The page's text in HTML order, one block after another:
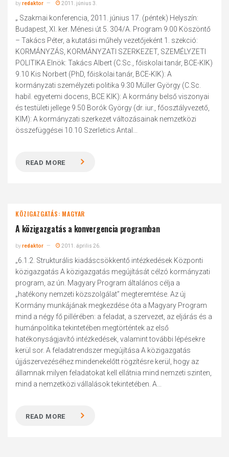
byredaktor 2011. június 3.
„ Szakmai konferencia, 2011. június 17. (péntek) Helyszín:
Budapest, XI. ker. Ménesi út 5. 304/A. Program 9.00 Köszöntő
– Takács Péter, a kutatási műhely vezetőjeként 1. szekció:
KORMÁNYZÁS, KORMÁNYZATI SZERKEZET, SZEMÉLYZETI
POLITIKA Elnök: Takács Albert (C.Sc., főiskolai tanár, BCE-KIK)
9.10 Kis Norbert (PhD, főiskolai tanár, BCE-KIK): A
kormányzati személyzeti politika 9.30 Müller György (C.Sc.
habil. egyetemi docens, BCE KIK): A kormány belső viszonyai
és testületi jellege 9.50 Borók György (dr. iur., főosztályvezető,
KIM): A kormányzati szerkezet változásainak nemzetközi
összefüggései 10.10 Szerletics Antal...
READ MORE
KÖZIGAZGATÁS: MAGYAR
A közigazgatás a konvergencia programban
byredaktor 2011. április 26.
„6.1.2. Strukturális kiadáscsökkentő intézkedések Központi
közigazgatás A közigazgatás megújítását célzó kormányzati
program, az ún. Magyary Program általános célja a
„hatékony nemzeti közszolgálat” megteremtése. Az új
Kormány munkájának megkezdése óta a Magyary Program
mind a négy fő pillérében: a feladat, a szervezet, az eljárás és a
humánpolitika tekintetében megtörténtek az első
hatékonyságjavító intézkedések, valamint további lépésekre
kerül sor. A feladatrendszer megújítása A közigazgatás
újjászervezéséhez mindenekelőtt rögzítésre kerül, hogy az
államnak milyen feladatokat kell ellátnia mind nemzeti szinten,
mind a nemzetközi vállalások tekintetében. A...
READ MORE